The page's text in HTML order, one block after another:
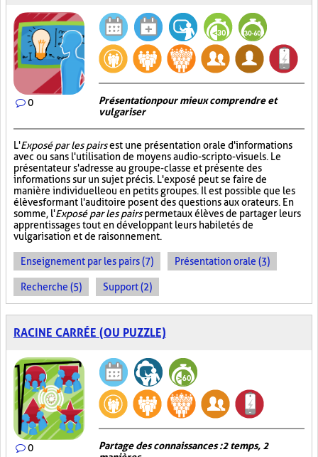
0
Présentation pour mieux comprendre et
vulgariser
L'Exposé par les pairsest une présentation orale d'informations
avec ou sans l'utilisation de moyens audio-scripto-visuels. Le
présentateur s'adresse au groupe-classe et présente des
informations sur un sujet précis. L'exposé peut se faire de
manière individuelle ou en petits groupes. Il est possible que les
élèves formant l'auditoire posent des questions aux orateurs. En
somme, l'Exposé par les pairspermet aux élèves de partager leurs
apprentissages tout en développant leurs habiletés de
vulgarisation et de raisonnement.
Enseignement par les pairs (7) Présentation orale (3)
Recherche (5) Support (2)
RACINE CARRÉE (OU PUZZLE)
0
Partage des connaissances : 2 temps, 2